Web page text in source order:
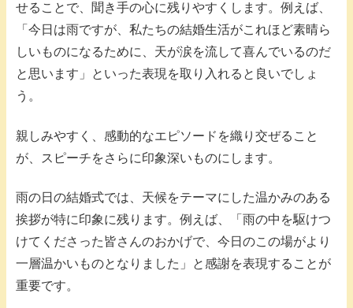
せることで、聞き手の心に残りやすくします。例えば、
「今日は雨ですが、私たちの結婚生活がこれほど素晴ら
しいものになるために、天が涙を流して喜んでいるのだ
と思います」といった表現を取り入れると良いでしょ
う。
親しみやすく、感動的なエピソードを織り交ぜること
が、スピーチをさらに印象深いものにします。
雨の日の結婚式では、天候をテーマにした温かみのある
挨拶が特に印象に残ります。例えば、「雨の中を駆けつ
けてくださった皆さんのおかげで、今日のこの場がより
一層温かいものとなりました」と感謝を表現することが
重要です。